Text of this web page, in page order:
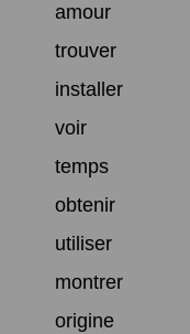
amour
trouver
installer
voir
temps
obtenir
utiliser
montrer
origine